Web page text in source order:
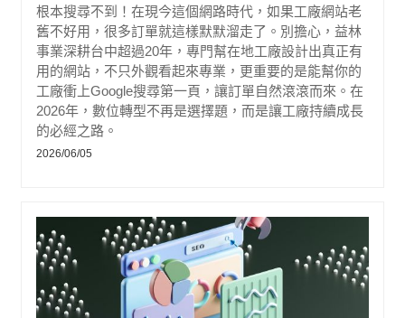
根本搜尋不到！在現今這個網路時代，如果工廠網站老
舊不好用，很多訂單就這樣默默溜走了。別擔心，益林
事業深耕台中超過20年，專門幫在地工廠設計出真正有
用的網站，不只外觀看起來專業，更重要的是能幫你的
工廠衝上Google搜尋第一頁，讓訂單自然滾滾而來。在
2026年，數位轉型不再是選擇題，而是讓工廠持續成長
的必經之路。
2026/06/05